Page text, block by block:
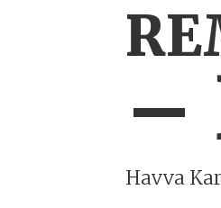
–
Havva